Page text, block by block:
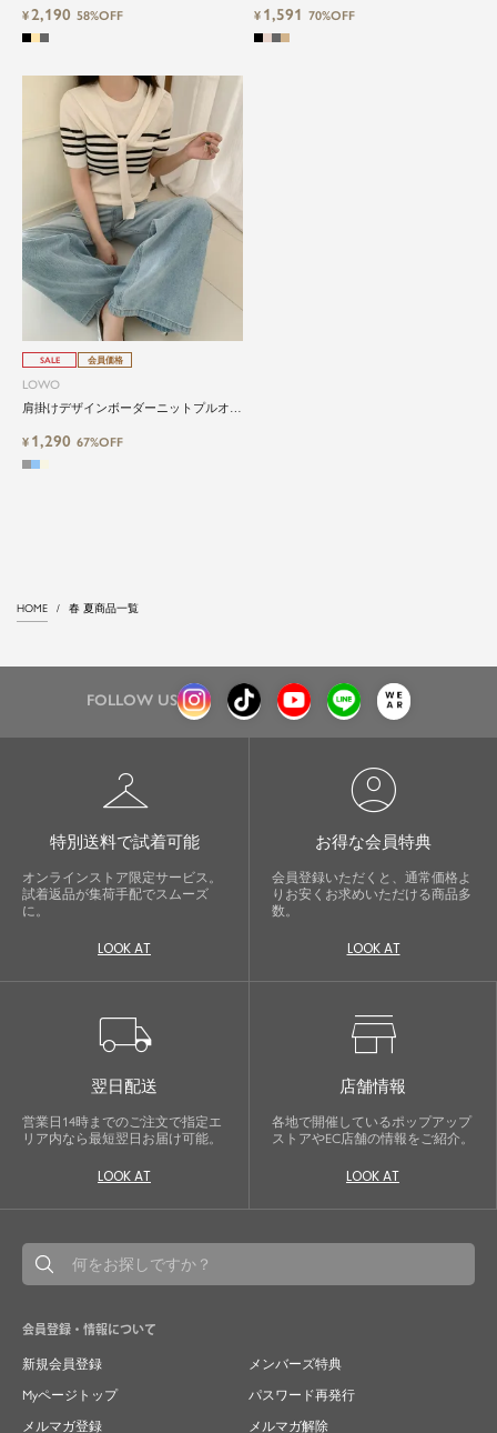
¥2,190 58%OFF ¥ 1,591 70%OFF
SALE 会員価格
LOWO
肩掛けデザインボーダーニットプルオー
¥ 1,290 67%OFF
HOME 春 夏商品一覧
FOLLOW US
checkroom
特別送料で試着可能
オンラインストア限定サービス。
試着返品が集荷手配でスムーズ
に。
LOOK AT
account_circle
お得な会員特典
会員登録いただくと、通常価格よ
りお安くお求めいただける商品多
数。
LOOK AT
local_shipping
翌日配送
営業日14時までのご注文で指定エ
リア内なら最短翌日お届け可能。
LOOK AT
store
店舗情報
各地で開催しているポップアップ
ストアやEC店舗の情報をご紹介。
LOOK AT
会員登録・情報について
新規会員登録
メンバーズ特典
Myページトップ
パスワード再発行
メルマガ登録
メルマガ解除